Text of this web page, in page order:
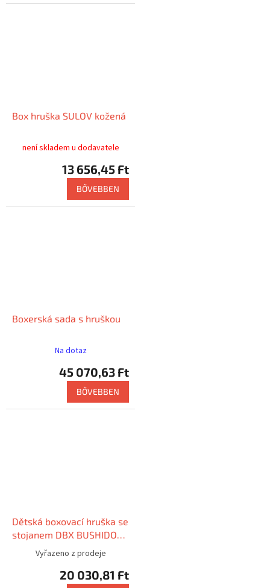
Box hruška SULOV kožená
není skladem u dodavatele
13 656,45 Ft
BŐVEBBEN
Boxerská sada s hruškou
Na dotaz
45 070,63 Ft
BŐVEBBEN
Dětská boxovací hruška se
stojanem DBX BUSHIDO
Vyřazeno z prodeje
20 030,81 Ft